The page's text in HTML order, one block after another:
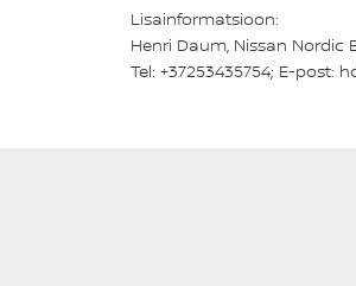
Lisainformatsioon:
Henri Daum, Nissan
Tel: +37253435754; E-post: